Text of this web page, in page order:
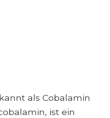
als Cobalamin
ist ein